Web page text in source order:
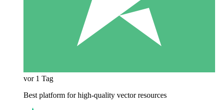
vor 1 Tag
Best platform for high-quality vector resources